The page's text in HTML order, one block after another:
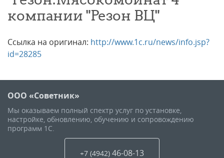
компании "Резон ВЦ"
Ссылка на оригинал: http://www.1c.ru/news/info.jsp?
id=28285
ООО «Советник»
Мы оказываем полный спектр услуг по установке,
настройке, обновлению, обучению и сопровождению
программ 1С.
+7 (4942) 46-08-13